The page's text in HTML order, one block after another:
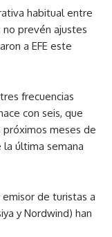
habitual entre
prevén ajustes
a EFE este
frecuencias
con seis, que
meses de
última semana
de turistas a
y Nordwind) han